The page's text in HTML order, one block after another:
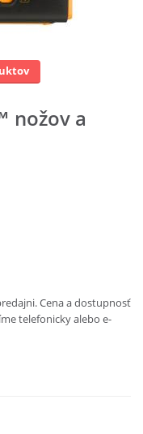
nožov a
Cena a dostupnosť
telefonicky alebo e-